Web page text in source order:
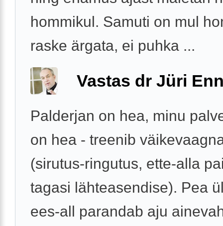
hommikul. Samuti on mul
raske ärgata, ei puhka ...
Vastas dr Jüri
Palderjan on hea, minu
on hea - treenib
(sirutus-ringutus, ette-alla
tagasi lähteasendise). Pea
ees-all parandab aju